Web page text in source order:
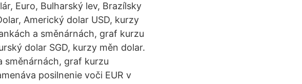
Euro, Bulharský lev, Brazílsky
Americký dolar USD, kurzy
a směnárnách, graf kurzu
dolar SGD, kurzy měn dolar.
směnárnách, graf kurzu
posilnenie voči EUR v